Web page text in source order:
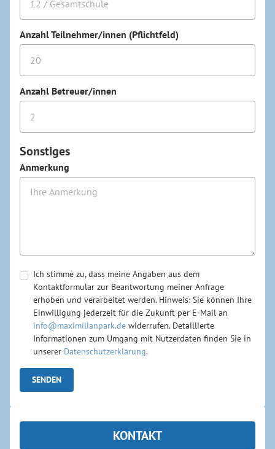
Anzahl Teilnehmer/innen (Pflichtfeld)
Anzahl Betreuer/innen
Sonstiges
Anmerkung
Ich stimme zu, dass meine Angaben aus dem
Kontaktformular zur Beantwortung meiner Anfrage
erhoben und verarbeitet werden. Hinweis: Sie können Ihre
Einwilligung jederzeit für die Zukunft per E-Mail an
info@maximilianpark.de widerrufen. Detaillierte
Informationen zum Umgang mit Nutzerdaten finden Sie in
unserer Datenschutzerklärung.
KONTAKT